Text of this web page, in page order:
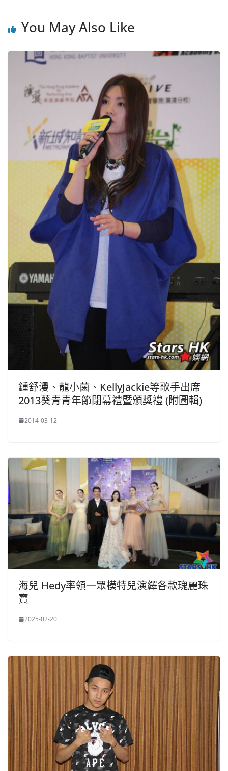
You May Also Like
鍾舒漫、龍小菌、KellyJackie等歌手出席
2013葵青青年節閉幕禮暨頒獎禮 (附圖輯)
2014-03-12
海兒 Hedy率領一眾模特兒演繹各款瑰麗珠
寶
2025-02-20